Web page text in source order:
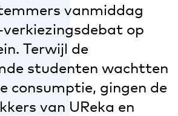
vanmiddag
op
Terwijl de
studenten wachtten
consumptie, gingen de
van UReka en